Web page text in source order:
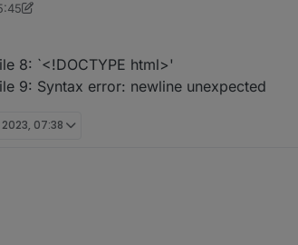
ecoflow-withoutflow/blob/main/cloud-mqtt/
8: `<!DOCTYPE html>'
9: Syntax error: newline unexpected
07:38